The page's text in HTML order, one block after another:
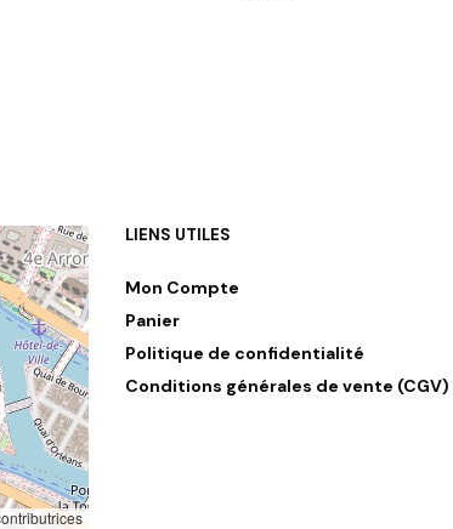
LIENS UTILES
Mon Compte
Panier
Politique de confidentialité
Conditions générales de vente (CGV)